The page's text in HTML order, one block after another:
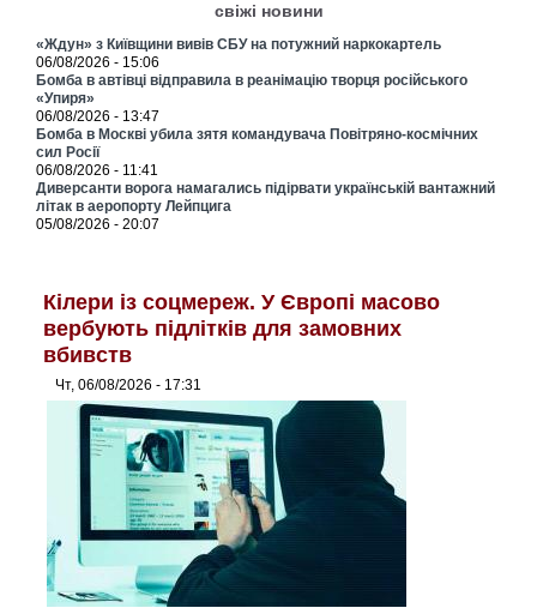
свіжі новини
«Ждун» з Київщини вивів СБУ на потужний наркокартель
06/08/2026 - 15:06
Бомба в автівці відправила в реанімацію творця російського
«Упиря»
06/08/2026 - 13:47
Бомба в Москві убила зятя командувача Повітряно-космічних
сил Росії
06/08/2026 - 11:41
Диверсанти ворога намагались підірвати українській вантажний
літак в аеропорту Лейпцига
05/08/2026 - 20:07
Кілери із соцмереж. У Європі масово
вербують підлітків для замовних
вбивств
Чт, 06/08/2026 - 17:31